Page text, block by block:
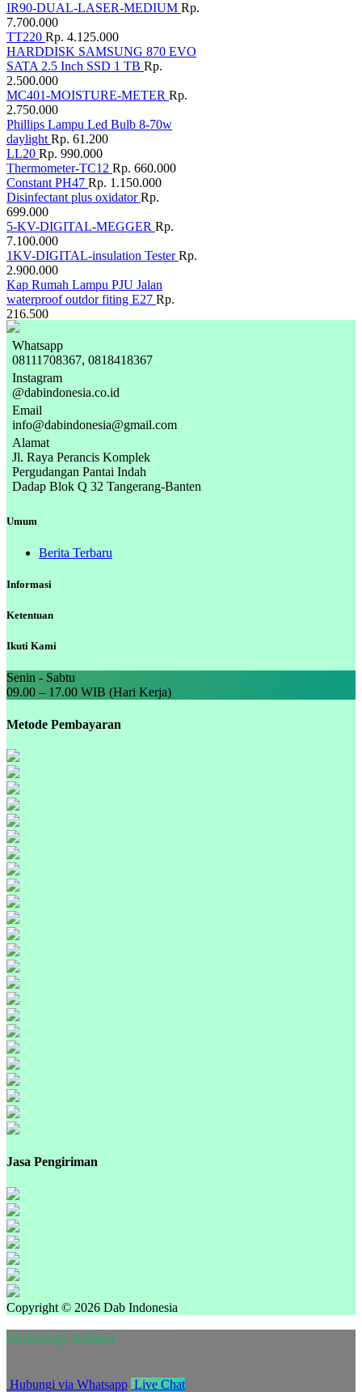
IR90-DUAL-LASER-MEDIUM Rp.
7.700.000
TT220 Rp. 4.125.000
HARDDISK SAMSUNG 870 EVO
SATA 2.5 Inch SSD 1 TB Rp.
2.500.000
MC401-MOISTURE-METER Rp.
2.750.000
Phillips Lampu Led Bulb 8-70w
daylightRp. 61.200
LL20 Rp. 990.000
Thermometer-TC12 Rp. 660.000
Constant PH47 Rp. 1.150.000
Disinfectant plus oxidatorRp.
699.000
5-KV-DIGITAL-MEGGER Rp.
7.100.000
1KV-DIGITAL-insulation TesterRp.
2.900.000
Kap Rumah Lampu PJU Jalan
waterproof outdor fiting E27 Rp.
216.500
Whatsapp
08111708367, 0818418367
Instagram
@dabindonesia.co.id
Email
info@dabindonesia@gmail.com
Alamat
Jl. Raya Perancis Komplek
Pergudangan Pantai Indah
Dadap Blok Q 32 Tangerang-Banten
Umum
Berita Terbaru
Informasi
Ketentuan
Ikuti Kami
Senin - Sabtu
09.00 – 17.00 WIB (Hari Kerja)
Metode Pembayaran
Jasa Pengiriman
Copyright © 2026 Dab Indonesia
Hubungi Admin
Hubungi via Whatsapp Live Chat